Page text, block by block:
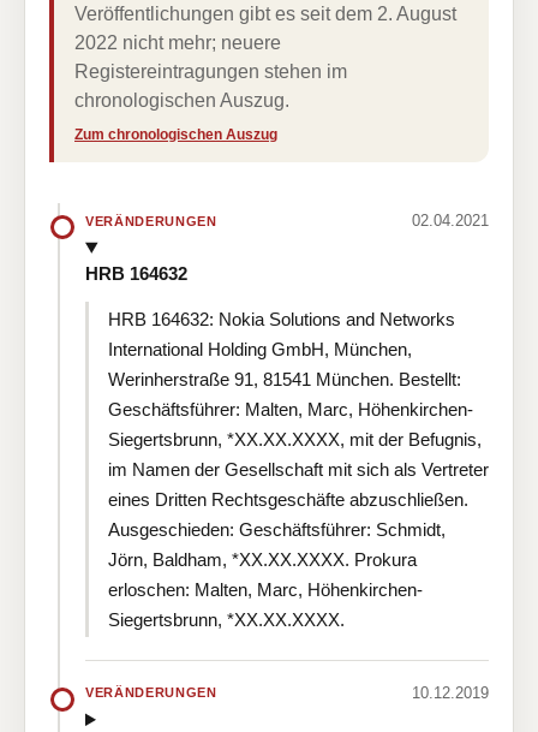
Veröffentlichungen gibt es seit dem 2. August
2022 nicht mehr; neuere
Registereintragungen stehen im
chronologischen Auszug.
Zum chronologischen Auszug
VERÄNDERUNGEN 02.04.2021
HRB 164632
HRB 164632: Nokia Solutions and Networks
International Holding GmbH, München,
Werinherstraße 91, 81541 München. Bestellt:
Geschäftsführer: Malten, Marc, Höhenkirchen-
Siegertsbrunn, *XX.XX.XXXX, mit der Befugnis,
im Namen der Gesellschaft mit sich als Vertreter
eines Dritten Rechtsgeschäfte abzuschließen.
Ausgeschieden: Geschäftsführer: Schmidt,
Jörn, Baldham, *XX.XX.XXXX. Prokura
erloschen: Malten, Marc, Höhenkirchen-
Siegertsbrunn, *XX.XX.XXXX.
VERÄNDERUNGEN 10.12.2019